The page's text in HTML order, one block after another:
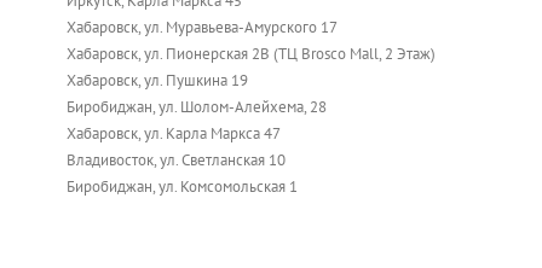
Хабаровск, ул. Муравьева-Амурского 17
Хабаровск, ул. Пионерская 2В (ТЦ Brosco Mall, 2 Этаж)
Хабаровск, ул. Пушкина 19
Биробиджан, ул. Шолом-Алейхема, 28
Хабаровск, ул. Карла Маркса 47
Владивосток, ул. Светланская 10
Биробиджан, ул. Комсомольская 1